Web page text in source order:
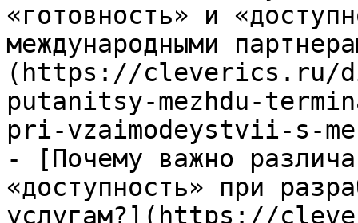
«готовность» и
международными
(https://cleverics.ru/
putanitsy-mezhdu-
pri-vzaimodeystvii-s-
- [Почему важно
«доступность» при
услугам?](https://